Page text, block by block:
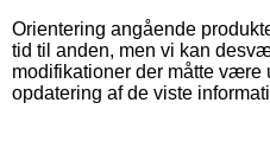
Orientering angående
tid til anden, men vi kan
modifikationer der måtte være
opdatering af de viste